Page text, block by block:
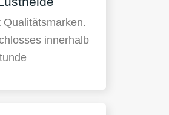
innerhalb